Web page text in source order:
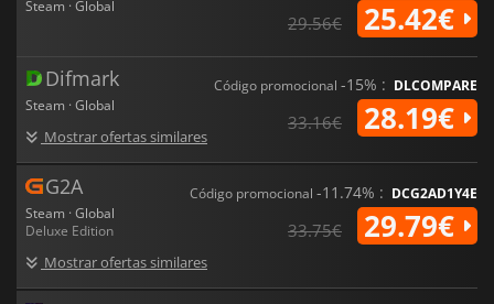
Steam · Global
29.56€ 25.42€
Difmark
Steam · Global
Mostrar ofertas similares
Código promocional -15% : DLCOMPARE
33.16€ 28.19€
G2A
Steam · Global
Deluxe Edition
Mostrar ofertas similares
Código promocional -11.74% : DCG2AD1Y4E
33.75€ 29.79€